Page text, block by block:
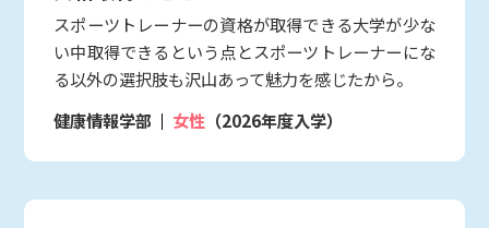
スポーツトレーナーの資格が取得できる大学が少な
い中取得できるという点とスポーツトレーナーにな
る以外の選択肢も沢山あって魅力を感じたから。
健康情報学部
女性 （2026年度入学）